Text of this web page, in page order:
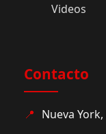
Videos
Contacto
📍 Nueva York,